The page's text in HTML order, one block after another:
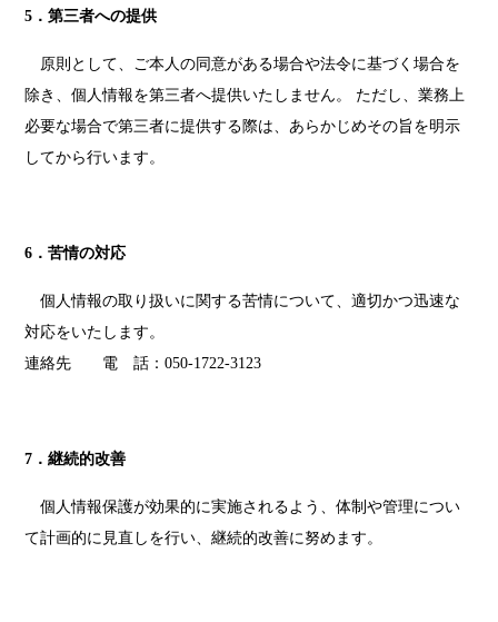
5．第三者への提供
原則として、ご本人の同意がある場合や法令に基づく場合を
除き、個人情報を第三者へ提供いたしません。 ただし、業務上
必要な場合で第三者に提供する際は、あらかじめその旨を明示
してから行います。
6．苦情の対応
個人情報の取り扱いに関する苦情について、適切かつ迅速な
対応をいたします。
連絡先 電 話：050-1722-3123
7．継続的改善
個人情報保護が効果的に実施されるよう、体制や管理につい
て計画的に見直しを行い、継続的改善に努めます。